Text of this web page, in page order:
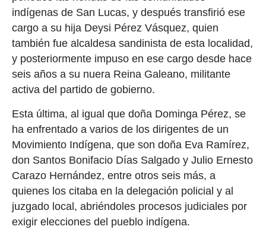
indígenas de San Lucas, y después transfirió ese
cargo a su hija Deysi Pérez Vásquez, quien
también fue alcaldesa sandinista de esta localidad,
y posteriormente impuso en ese cargo desde hace
seis años a su nuera Reina Galeano, militante
activa del partido de gobierno.
Esta última, al igual que doña Dominga Pérez, se
ha enfrentado a varios de los dirigentes de un
Movimiento Indígena, que son doña Eva Ramírez,
don Santos Bonifacio Días Salgado y Julio Ernesto
Carazo Hernández, entre otros seis más, a
quienes los citaba en la delegación policial y al
juzgado local, abriéndoles procesos judiciales por
exigir elecciones del pueblo indígena.